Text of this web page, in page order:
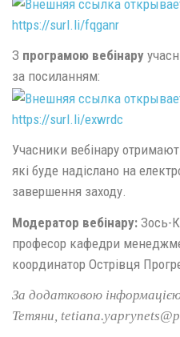
https://surl.li/fqganr
З програмою вебінару
за посиланням:
https://surl.li/exwrdc
Учасники вебінару
які буде надіслано на
завершення заходу.
Модератор вебінару: Зось-
професор кафедри
координатор Острівця
За додатковою
Тетяни,